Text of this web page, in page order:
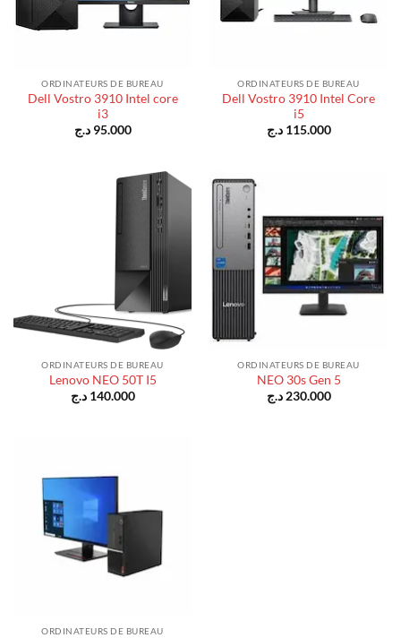
ORDINATEURS DE BUREAU
Dell Vostro 3910 Intel core
i3
95.000 د.ج
ORDINATEURS DE BUREAU
Dell Vostro 3910 Intel Core
i5
115.000 د.ج
ORDINATEURS DE BUREAU
Lenovo NEO 50T I5
140.000 د.ج
ORDINATEURS DE BUREAU
NEO 30s Gen 5
230.000 د.ج
ORDINATEURS DE BUREAU